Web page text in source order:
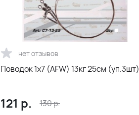
нет отзывов
Поводок 1х7 (AFW) 13кг 25см (уп.3шт)
121 р. 130р.